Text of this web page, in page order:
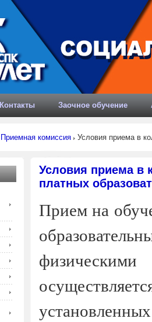
Контакты Заочное обучение
Приемная комиссия Условия приема в
Условия приема в
платных
Прием на